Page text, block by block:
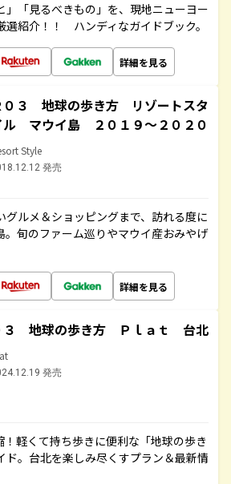
」「見るべきもの」を、現地ニューヨー
選紹介！！ ハンディなガイドブック。
詳細を見る
０３ 地球の歩き方 リゾートスタ
ル マウイ島 ２０１９～２０２０
Style
発売
グルメ＆ショッピングまで、訪れる度に
。旬のファーム巡りやマウイ産おみやげ
詳細を見る
３ 地球の歩き方 Ｐｌａｔ 台北
発売
！軽くて持ち歩きに便利な「地球の歩き
ド。台北を楽しみ尽くすプラン＆最新情